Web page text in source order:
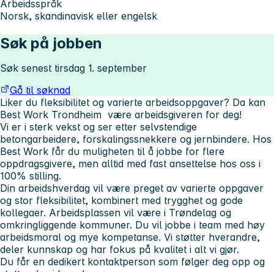
Arbeidsspråk
Norsk, skandinavisk eller engelsk
Søk på jobben
Søk senest tirsdag 1. september
Gå til søknad
Liker du fleksibilitet og varierte arbeidsoppgaver? Da kan
Best Work Trondheim være arbeidsgiveren for deg!
Vi er i sterk vekst og ser etter selvstendige
betongarbeidere, forskalingssnekkere og jernbindere. Hos
Best Work får du muligheten til å jobbe for flere
oppdragsgivere, men alltid med fast ansettelse hos oss i
100% stilling.
Din arbeidshverdag vil være preget av varierte oppgaver
og stor fleksibilitet, kombinert med trygghet og gode
kollegaer. Arbeidsplassen vil være i Trøndelag og
omkringliggende kommuner. Du vil jobbe i team med høy
arbeidsmoral og mye kompetanse. Vi støtter hverandre,
deler kunnskap og har fokus på kvalitet i alt vi gjør.
Du får en dedikert kontaktperson som følger deg opp og